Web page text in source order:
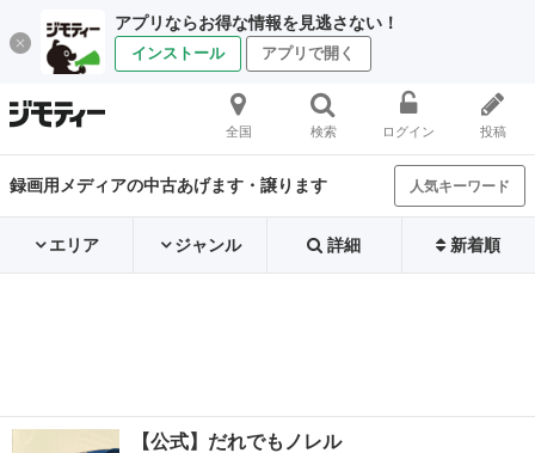
アプリならお得な情報を見逃さない！
インストール アプリで開く
全国 検索 ログイン 投稿
録画用メディアの中古あげます・譲ります 人気キーワード
エリア ジャンル 詳細 新着順
【公式】だれでもノレル